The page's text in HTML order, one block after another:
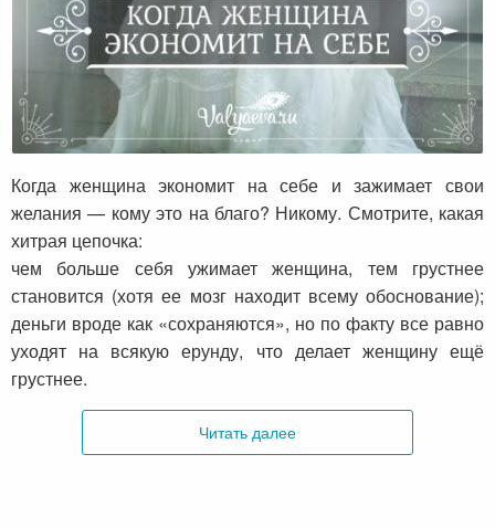
Когда женщина экономит на себе
Когда женщина экономит на себе и зажимает свои
желания — кому это на благо? Никому. Смотрите, какая
хитрая цепочка:
чем больше себя ужимает женщина, тем грустнее
становится (хотя ее мозг находит всему обоснование);
деньги вроде как «сохраняются», но по факту все равно
уходят на всякую ерунду, что делает женщину ещё
грустнее.
Читать далее